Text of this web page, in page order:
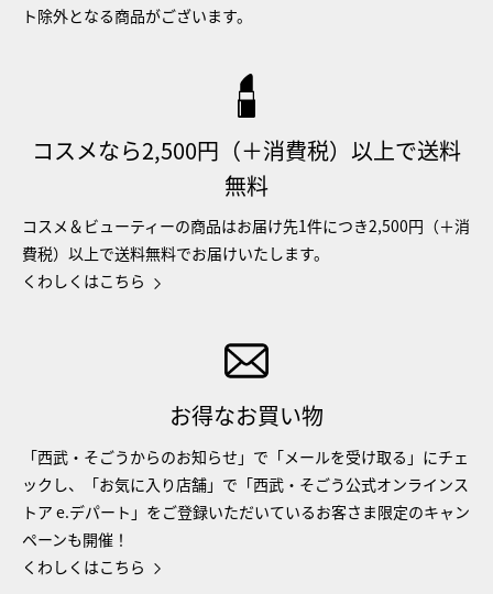
ト除外となる商品がございます。
コスメなら2,500円（＋消費税）以上で送料
無料
コスメ＆ビューティーの商品はお届け先1件につき2,500円（＋消
費税）以上で送料無料でお届けいたします。
くわしくはこちら
お得なお買い物
「西武・そごうからのお知らせ」で「メールを受け取る」にチェ
ックし、「お気に入り店舗」で「西武・そごう公式オンラインス
トア e.デパート」をご登録いただいているお客さま限定のキャン
ペーンも開催！
くわしくはこちら